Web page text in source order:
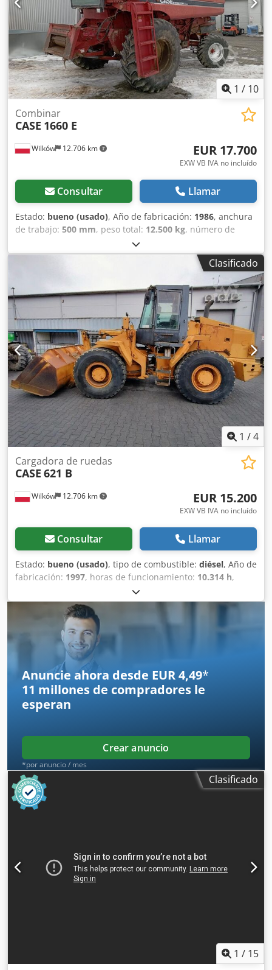
1 / 10
Wilków 12.706 km
Combinar
CASE 1660 E
EUR 17.700
EXW VB IVA no incluído
Consultar Llamar
Estado: bueno (usado), Año de fabricación: 1986, anchura
de trabajo: 500 mm, peso total: 12.500 kg, número de
, CASE IH 1660 flujo axial Djdpfx
Afovr Dxpexowa Marca: Case IH Modelo: 1660 Año: 1987
Horas de funcionamiento: 3.300 h Ancho de sección: 5,00
m Varios tipos de equipos: picador de paja, esparcidor de
paja.
Clasificado
1 /4
Wilków 12.706 km
Cargadora de ruedas
CASE 621 B
EUR 15.200
EXW VB IVA no incluído
Consultar Llamar
Estado: bueno (usado), tipo de combustible: diésel, Año de
fabricación: 1997, horas de funcionamiento: 10.314 h,
número de máquina/vehículo:
CASE 621 B n.º JEE0055599 1997 93 kW Djdpfx Afevxh R
Aoxjwa 10314h
Anuncie ahora desde EUR 4,49*
11 millones de compradores le
esperan
Crear anuncio
*por anuncio / mes
Clasificado
1 / 15